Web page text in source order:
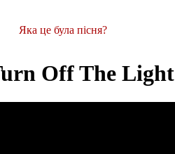
Яка це була пісня?
Off The Light